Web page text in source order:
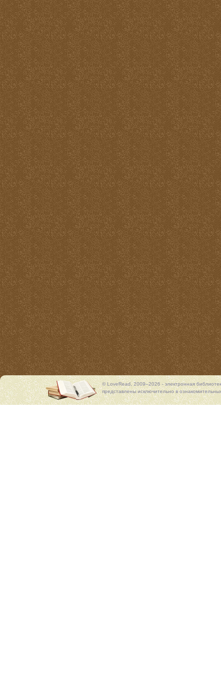
© LoveRead, 2009–2026 - электронная
представлены исключительно в